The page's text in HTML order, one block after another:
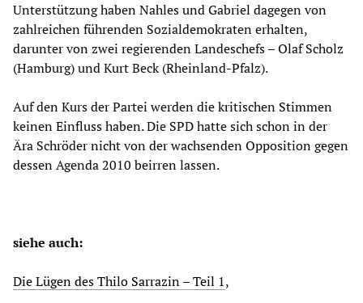
Unterstützung haben Nahles und Gabriel dagegen von
zahlreichen führenden Sozialdemokraten erhalten,
darunter von zwei regierenden Landeschefs – Olaf Scholz
(Hamburg) und Kurt Beck (Rheinland-Pfalz).
Auf den Kurs der Partei werden die kritischen Stimmen
keinen Einfluss haben. Die SPD hatte sich schon in der
Ära Schröder nicht von der wachsenden Opposition gegen
dessen Agenda 2010 beirren lassen.
siehe auch:
Die Lügen des Thilo Sarrazin – Teil 1,